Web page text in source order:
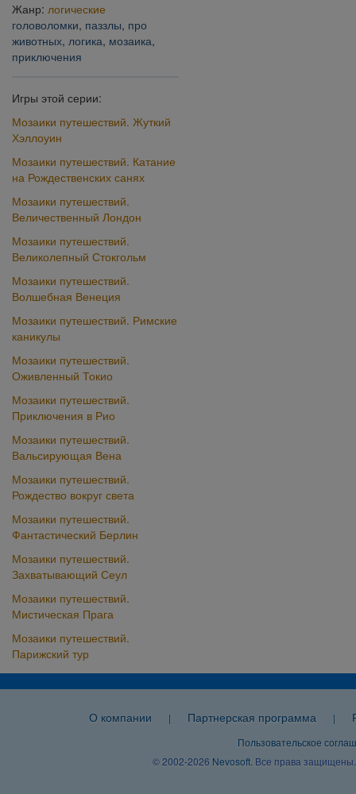
Жанр: логические
головоломки, паззлы, про
животных, логика, мозаика,
приключения
Игры этой серии:
Мозаики путешествий. Жуткий
Хэллоуин
Мозаики путешествий. Катание
на Рождественских санях
Мозаики путешествий.
Величественный Лондон
Мозаики путешествий.
Великолепный Стокгольм
Мозаики путешествий.
Волшебная Венеция
Мозаики путешествий. Римские
каникулы
Мозаики путешествий.
Оживленный Токио
Мозаики путешествий.
Приключения в Рио
Мозаики путешествий.
Вальсирующая Вена
Мозаики путешествий.
Рождество вокруг света
Мозаики путешествий.
Фантастический Берлин
Мозаики путешествий.
Захватывающий Сеул
Мозаики путешествий.
Мистическая Прага
Мозаики путешествий.
Парижский тур
О компании | Партнерская программа |
Пользовательское
© 2002-2026 Nevosoft . Все права защищены